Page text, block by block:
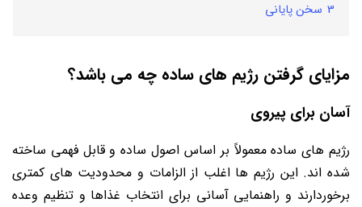
3 سخن پایانی
مزایای گرفتن رژیم های ساده چه می باشد؟
آسان برای پیروی
رژیم‌ های ساده معمولاً بر اساس اصول ساده و قابل فهمی ساخته
شده‌ اند. این رژیم‌ ها اغلب از الزامات و محدودیت‌ های کمتری
برخوردارند و راهنمایی آسانی برای انتخاب غذاها و تنظیم وعده‌